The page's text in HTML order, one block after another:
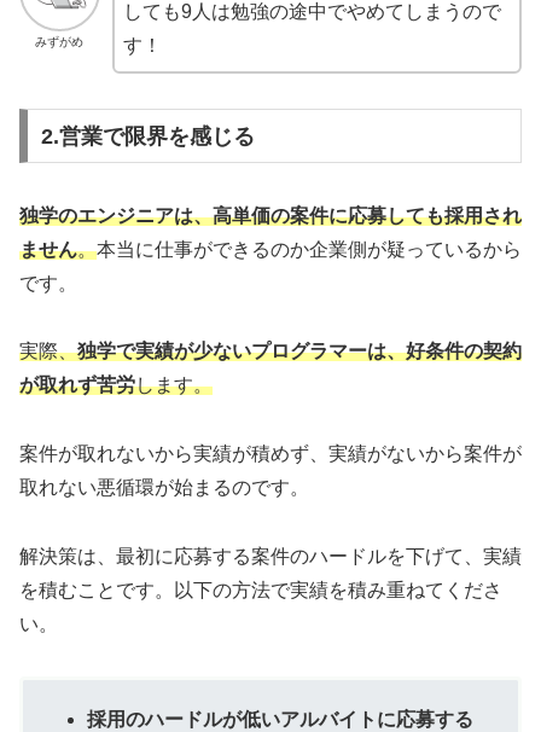
みずがめ
しても9人は勉強の途中でやめてしまうので
す！
2.営業で限界を感じる
独学のエンジニアは、高単価の案件に応募しても採用され
ません。本当に仕事ができるのか企業側が疑っているから
です。
実際、独学で実績が少ないプログラマーは、好条件の契約
が取れず苦労します。
案件が取れないから実績が積めず、実績がないから案件が
取れない悪循環が始まるのです。
解決策は、最初に応募する案件のハードルを下げて、実績
を積むことです。以下の方法で実績を積み重ねてくださ
い。
採用のハードルが低いアルバイトに応募する